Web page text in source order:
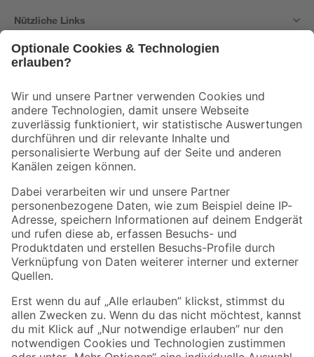
Nützliche Links
Der toom Newsletter: Keine Angebote und Aktionen mehr verpassen!
Zur Newsletter Anmeldung
Folge uns
Zahlungsarten Versandarten
Sicher einkaufen
Jetzt die toom-App herunterladen